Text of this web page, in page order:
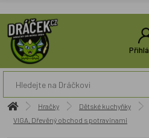
Hračky
Dětské kuchyňky
VIGA, Dřevěný obchod s potravinami